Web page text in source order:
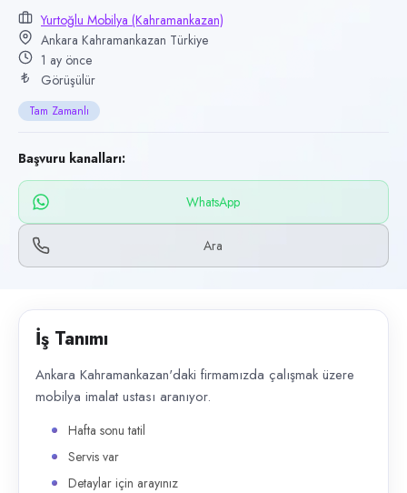
23 Eylül 2026
Başvuru kanalları
WhatsApp, Telefon
Ankara Kahramankazan'daki firmamızda çalışmak üzere mobilya
Yurtoğlu Mobilya (Kahramankazan)
Ankara Kahramankazan Türkiye
1 ay önce
Görüşülür
Tam Zamanlı
Başvuru kanalları:
WhatsApp
Ara
İş Tanımı
Ankara Kahramankazan'daki firmamızda çalışmak üzere
mobilya imalat ustası aranıyor.
Hafta sonu tatil
Servis var
Detaylar için arayınız